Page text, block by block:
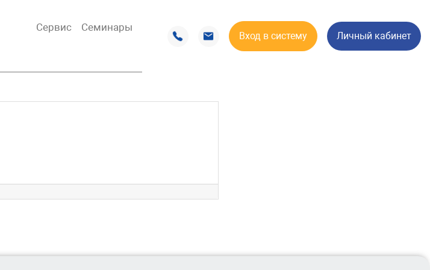
Сервис Семинары
Вход в систему Личный кабинет